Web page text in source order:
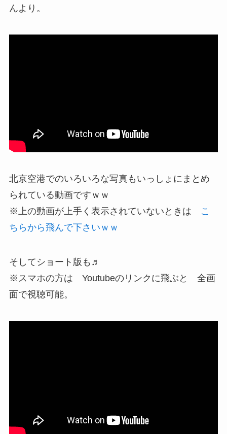
んより。
北京空港でのいろいろな写真もいっしょにまとめ
られている動画ですｗｗ
※上の動画が上手く表示されていないときは
こ
ちらから飛んで下さいｗｗ
そしてショート版も♬
※スマホの方は Youtubeのリンクに飛ぶと 全画
面で視聴可能。